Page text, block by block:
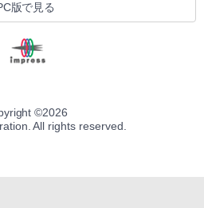
版で見る
©2026
All rights reserved.